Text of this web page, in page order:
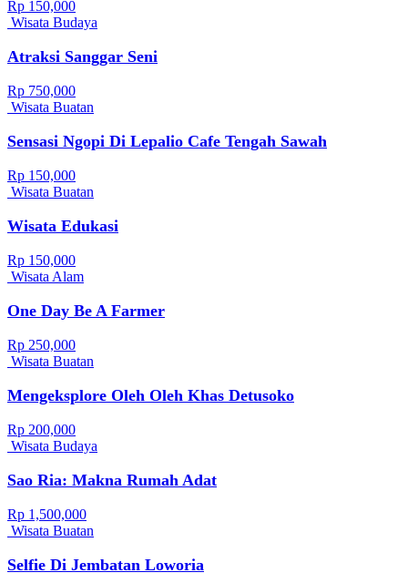
Rp 150,000
Wisata Budaya
Atraksi Sanggar Seni
Rp 750,000
Wisata Buatan
Sensasi Ngopi Di Lepalio Cafe Tengah Sawah
Rp 150,000
Wisata Buatan
Wisata Edukasi
Rp 150,000
Wisata Alam
One Day Be A Farmer
Rp 250,000
Wisata Buatan
Mengeksplore Oleh Oleh Khas Detusoko
Rp 200,000
Wisata Budaya
Sao Ria: Makna Rumah Adat
Rp 1,500,000
Wisata Buatan
Selfie Di Jembatan Loworia